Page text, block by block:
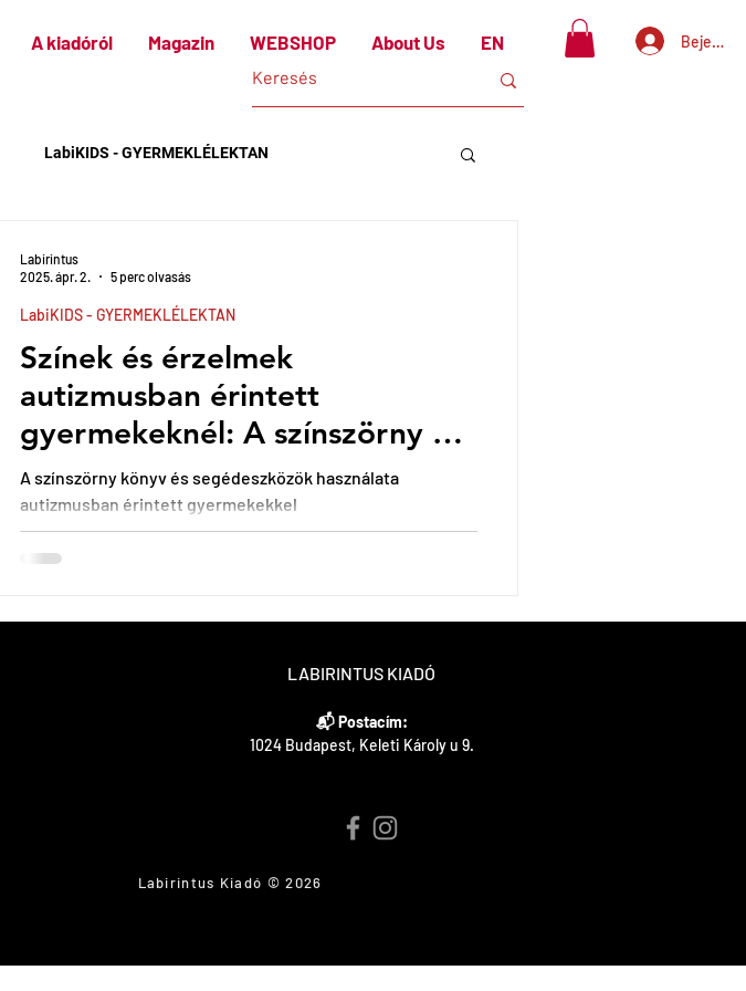
A kiadóról Magazin WEBSHOP About Us EN
LabiKIDS - GYERMEKLÉLEKTAN
Színek és érzelmek
autizmusban érintett
gyermekeknél: A színszörny és
egy szörnyen színes tábori hét
A színszörny könyv és segédeszközök használata
autizmusban érintett gyermekekkel
LabiKIDS - GYERMEKLÉLEKTAN
Labirintus
2025. ápr. 2.
5 perc olvasás
LABIRINTUS KIADÓ
📬 Postacím:
1024 Budapest, Keleti Károly u 9.
Labirintus Kiadó © 2026